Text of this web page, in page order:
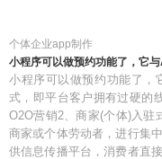
个体企业app制作
小程序可以做预约功能了，它
小程序可以做预约功能了，
式，即平台客户拥有过硬的
O2O营销2、商家(个体)入驻
商家或个体劳动者，进行集
供信息传播平台，消费者直